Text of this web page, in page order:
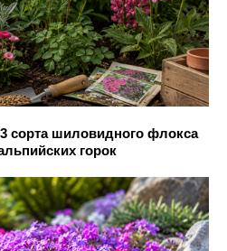
сорта шиловидного флокса
горок